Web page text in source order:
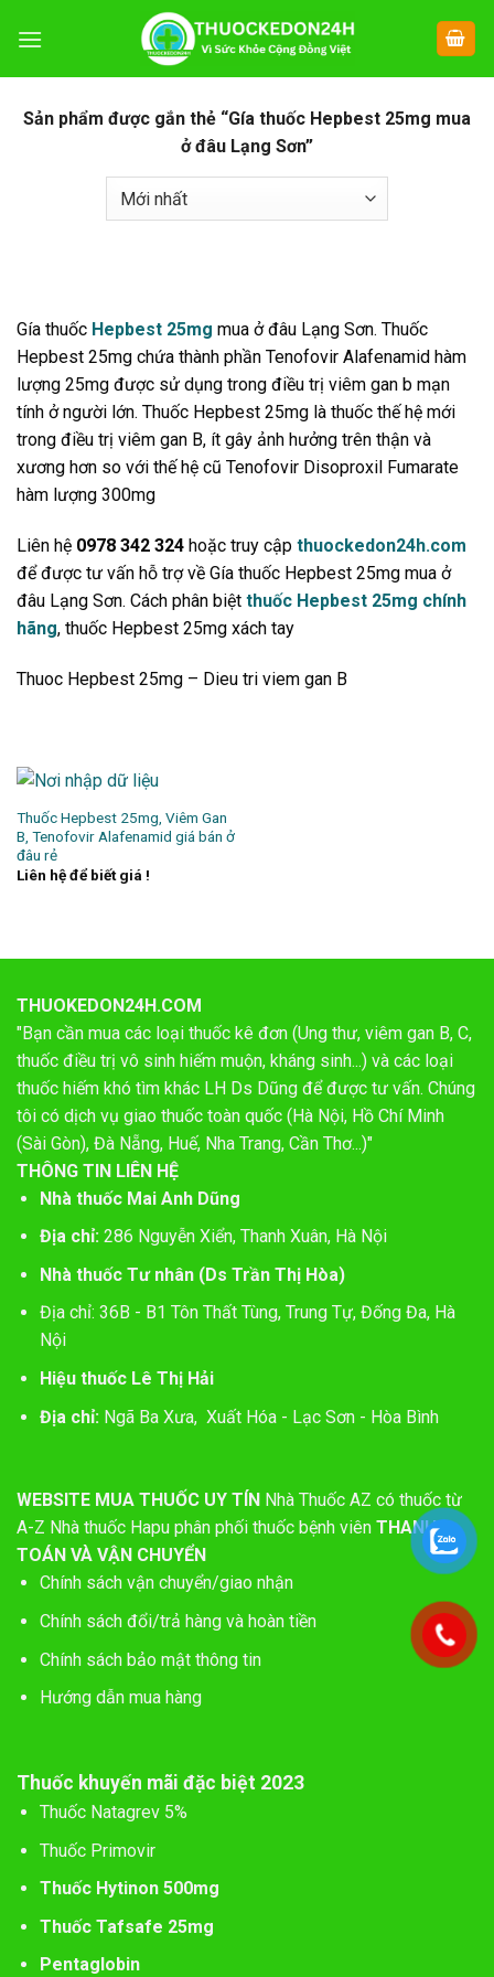
đến
Sản phẩm được gắn thẻ “Gía thuốc Hepbest 25mg mua
ở đâu Lạng Sơn”
Gía thuốc Hepbest 25mg mua ở đâu Lạng Sơn. Thuốc
Hepbest 25mg chứa thành phần Tenofovir Alafenamid hàm
lượng 25mg được sử dụng trong điều trị viêm gan b mạn
tính ở người lớn. Thuốc Hepbest 25mg là thuốc thế hệ mới
trong điều trị viêm gan B, ít gây ảnh hưởng trên thận và
xương hơn so với thế hệ cũ Tenofovir Disoproxil Fumarate
hàm lượng 300mg
Liên hệ 0978 342 324 hoặc truy cập thuockedon24h.com
để được tư vấn hỗ trợ về Gía thuốc Hepbest 25mg mua ở
đâu Lạng Sơn. Cách phân biệt thuốc Hepbest 25mg chính
hãng, thuốc Hepbest 25mg xách tay
Thuoc Hepbest 25mg – Dieu tri viem gan B
Thuốc Hepbest 25mg, Viêm Gan
B, Tenofovir Alafenamid giá bán ở
đâu rẻ
Liên hệ để biết giá !
THUOKEDON24H.COM
"Bạn cần mua các loại thuốc kê đơn (Ung thư, viêm gan B, C,
thuốc điều trị vô sinh hiếm muộn, kháng sinh...) và các loại
thuốc hiếm khó tìm khác LH Ds Dũng để được tư vấn. Chúng
tôi có dịch vụ giao thuốc toàn quốc (Hà Nội, Hồ Chí Minh
(Sài Gòn), Đà Nẵng, Huế, Nha Trang, Cần Thơ...)"
THÔNG TIN LIÊN HỆ
Nhà thuốc Mai Anh Dũng
Địa chỉ:286 Nguyễn Xiển, Thanh Xuân, Hà Nội
Nhà thuốc Tư nhân (Ds Trần Thị Hòa)
Địa chỉ: 36B - B1 Tôn Thất Tùng, Trung Tự, Đống Đa, Hà
Nội
Hiệu thuốc Lê Thị Hải
Địa chỉ: Ngã Ba Xưa, Xuất Hóa - Lạc Sơn - Hòa Bình
WEBSITE MUA THUỐC UY TÍN Nhà Thuốc AZ có thuốc từ
A-Z Nhà thuốc Hapu phân phối thuốc bệnh viên THANH
TOÁN VÀ VẬN CHUYỂN
Chính sách vận chuyển/giao nhận
Chính sách đổi/trả hàng và hoàn tiền
Chính sách bảo mật thông tin
Hướng dẫn mua hàng
Thuốc khuyến mãi đặc biệt 2023
Thuốc Natagrev 5%
Thuốc Primovir
Thuốc Hytinon 500mg
Thuốc Tafsafe 25mg
Pentaglobin